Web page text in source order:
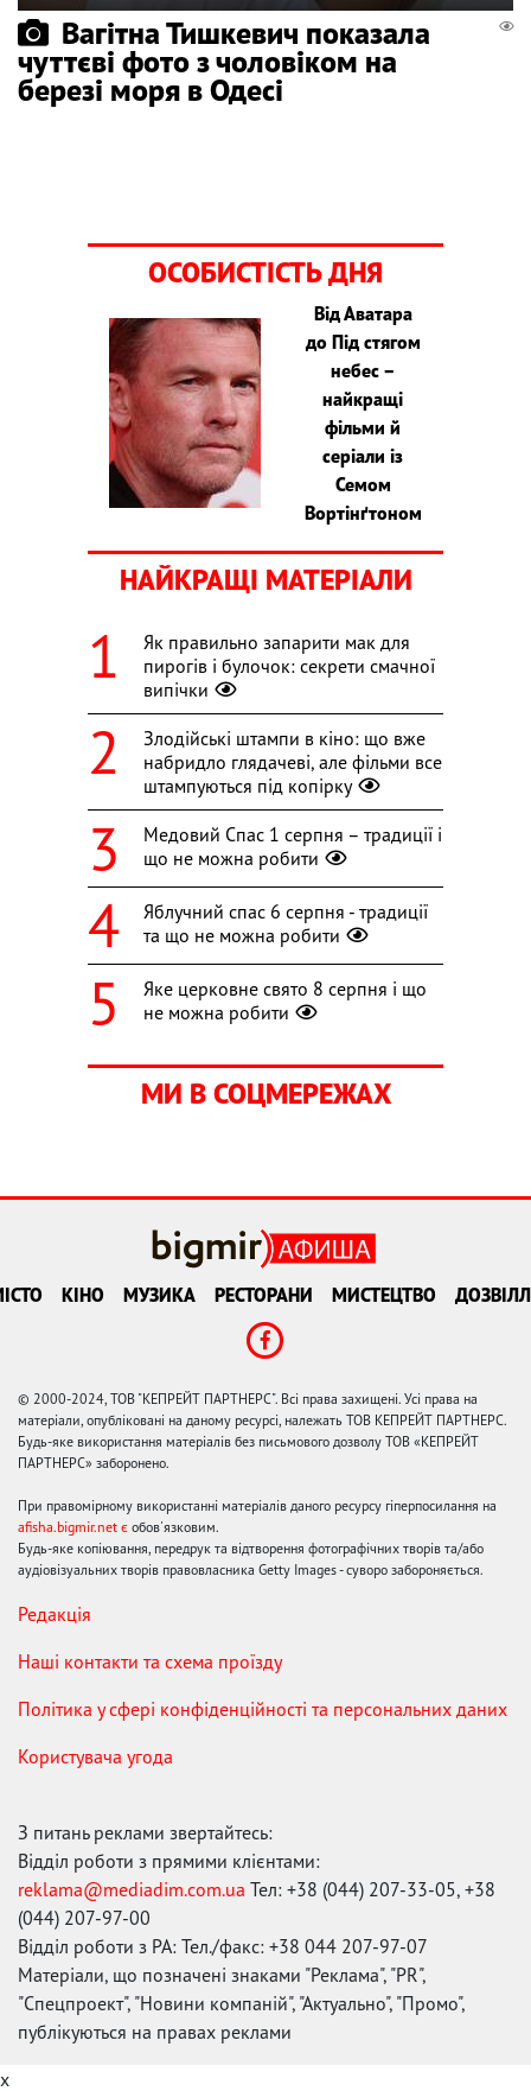
Вагітна Тишкевич показала
чуттєві фото з чоловіком на
березі моря в Одесі
ОСОБИСТІСТЬ ДНЯ
Від Аватара
до Під стягом
небес –
найкращі
фільми й
серіали із
Семом
Вортінґтоном
НАЙКРАЩІ МАТЕРІАЛИ
Як правильно запарити мак для
пирогів і булочок: секрети смачної
випічки
Злодійські штампи в кіно: що вже
набридло глядачеві, але фільми все
штампуються під копірку
Медовий Спас 1 серпня – традиції і
що не можна робити
Яблучний спас 6 серпня - традиції
та що не можна робити
Яке церковне свято 8 серпня і що
не можна робити
МИ В СОЦМЕРЕЖАХ
КІНО МУЗИКА РЕСТОРАНИ МИСТЕЦТВО
© 2000-2024, ТОВ "КЕПРЕЙТ ПАРТНЕРС". Всі права захищені. Усі права на
матеріали, опубліковані на даному ресурсі, належать ТОВ КЕПРЕЙТ ПАРТНЕРС.
Будь-яке використання матеріалів без письмового дозволу ТОВ «КЕПРЕЙТ
ПАРТНЕРС» заборонено.
При правомірному використанні матеріалів даного ресурсу гіперпосилання на
afisha.bigmir.net є обов'язковим.
Будь-яке копіювання, передрук та відтворення фотографічних творів та/або
аудіовізуальних творів правовласника Getty Images - суворо забороняється.
Редакція
Наші контакти та схема проїзду
Політика у сфері конфіденційності та персональних даних
Користувача угода
З питань реклами звертайтесь:
Відділ роботи з прямими клієнтами:
reklama@mediadim.com.ua Тел: +38 (044) 207-33-05, +38
(044) 207-97-00
Відділ роботи з РА: Тел./факс: +38 044 207-97-07
Матеріали, що позначені знаками "Реклама", "PR",
"Спецпроект", "Новини компаній", "Актуально", "Промо",
публікуються на правах реклами
x